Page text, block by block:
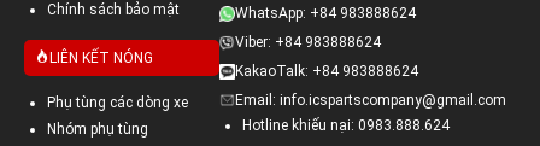
Chính sách bảo mật
LIÊN KẾT NÓNG
Phụ tùng các dòng xe
Nhóm phụ tùng
WhatsApp: +84 983888624
Viber: +84 983888624
KakaoTalk: +84 983888624
Email: info.icspartscompany@gmail.com
Hotline khiếu nại: 0983.888.624